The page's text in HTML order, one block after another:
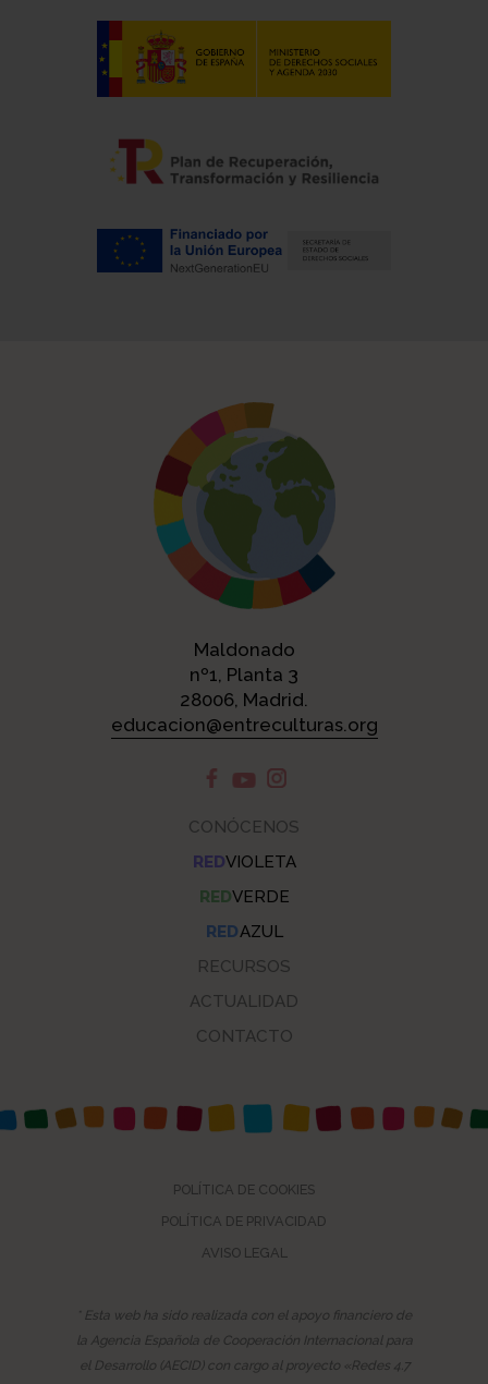
Maldonado
nº1, Planta 3
28006, Madrid.
educacion@entreculturas.org
CONÓCENOS
REDVIOLETA
REDVERDE
REDAZUL
RECURSOS
ACTUALIDAD
CONTACTO
POLÍTICA DE COOKIES
POLÍTICA DE PRIVACIDAD
AVISO LEGAL
* Esta web ha sido realizada con el apoyo financiero de
la Agencia Española de Cooperación Internacional para
el Desarrollo (AECID) con cargo al proyecto «Redes 4.7